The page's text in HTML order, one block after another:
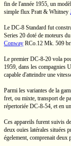
fin de l'année 1955, un
simple flux Pratt & Whitney
Le DC-8 Standard fut
Series 20 doté de moteurs
Conway RCo.12 Mk. 509
Le premier DC-8-20 vola
1959, dans les compagnies
capable d'atteindre une
Parmi les variantes de la
fret, ou mixte, transport de
répertoriée DC-8-54, et en
Ces appareils furent suivis
deux ouïes latérales situées
égelement, comprenait deux